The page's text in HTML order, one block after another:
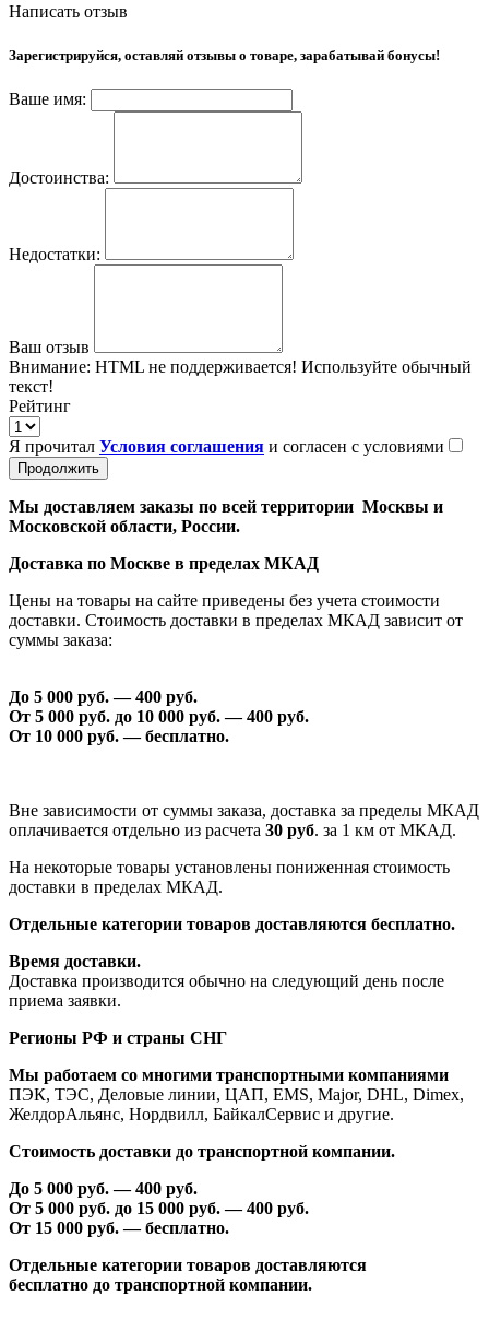
Написать отзыв
Зарегистрируйся, оставляй отзывы о товаре, зарабатывай бонусы!
Ваше имя:
Достоинства:
Недостатки:
Ваш отзыв
Внимание: HTML не поддерживается! Используйте обычный
текст!
Рейтинг
Я прочитал Условия соглашения и согласен с условиями
Продолжить
Мы доставляем заказы по всей территории Москвы и
Московской области, России.
Доставка по Москве в пределах МКАД
Цены на товары на сайте приведены без учета стоимости
доставки. Стоимость доставки в пределах МКАД зависит от
суммы заказа:
До 5 000 руб. —400 руб.
От 5 000 руб. до 10 000 руб. —400 руб.
От 10 000 руб. — бесплатно.
Вне зависимости от суммы заказа, доставка за пределы МКАД
оплачивается отдельно из расчета 30 руб. за 1 км от МКАД.
На некоторые товары установлены пониженная стоимость
доставки в пределах МКАД.
Отдельные категории товаров доставляются бесплатно.
Время доставки.
Доставка производится обычно на следующий день после
приема заявки.
Регионы РФ и страны СНГ
Мы работаем со многими транспортными компаниями
ПЭК, ТЭС, Деловые линии, ЦАП, EMS, Major, DHL, Dimex,
ЖелдорАльянс, Нордвилл, БайкалСервис и другие.
Стоимость доставки до транспортной компании.
До 5 000 руб. —400 руб.
От 5 000 руб. до 15 000 руб. —400 руб.
От 15 000 руб. — бесплатно.
Отдельные категории товаров доставляются
бесплатно до транспортной компании.